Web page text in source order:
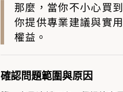
那麼，當你不小心買
你提供專業建議與實
權益。
確認問題範圍與原因